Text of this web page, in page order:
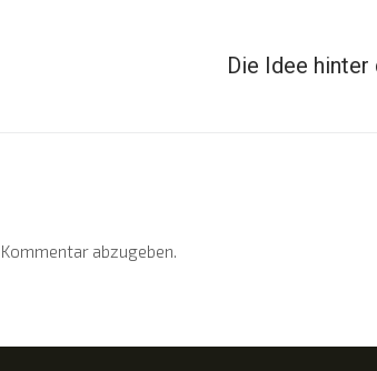
Die Idee hinter
abzugeben.